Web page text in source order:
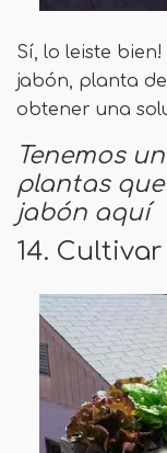
Sí, lo leiste
jabón, planta
obtener una
Tenemos
plantas
jabón aquí
14.